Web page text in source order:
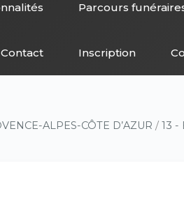
Parcours
Contact Inscription
ALPES-CÔTE D’AZUR / 13 -